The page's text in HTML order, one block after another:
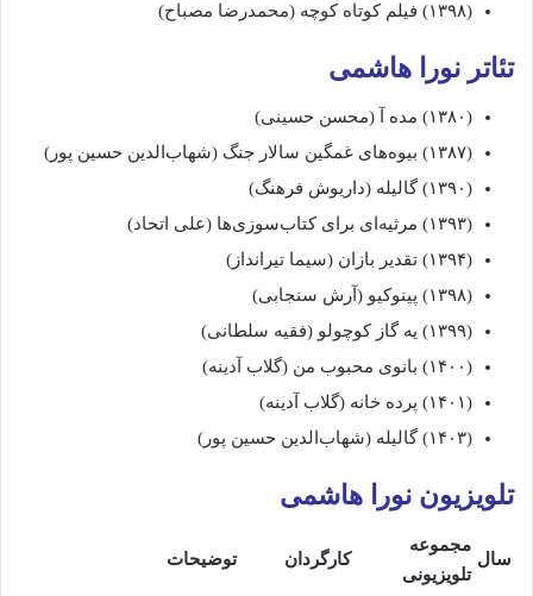
(۱۳۹۸) فیلم کوتاه کوچه (محمدرضا مصباح)
تئاتر نورا هاشمی
(۱۳۸۰) مده آ (محسن حسینی)
(۱۳۸۷) بیوه‌های غمگین سالار جنگ (شهاب‌الدین حسین پور)
(۱۳۹۰) گالیله (داریوش فرهنگ)
(۱۳۹۳) مرثیه‌ای برای کتاب‌سوزی‌ها (علی اتحاد)
(۱۳۹۴) تقدیر بازان (سیما تیرانداز)
(۱۳۹۸) پینوکیو (آرش سنجابی)
(۱۳۹۹) یه گاز کوچولو (فقیه سلطانی)
(۱۴۰۰) بانوی محبوب من (گلاب آدینه)
(۱۴۰۱) پرده خانه (گلاب آدینه)
(۱۴۰۳) گالیله (شهاب‌الدین حسین پور)
تلویزیون نورا هاشمی
سال
مجموعه
تلویزیونی
کارگردان توضیحات